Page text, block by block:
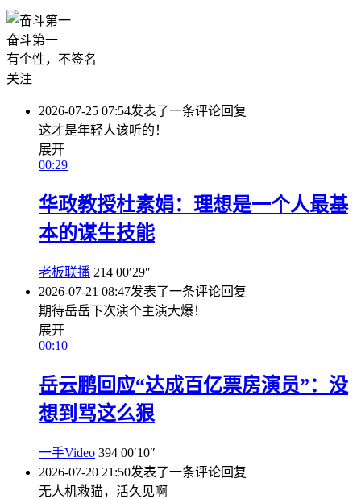
奋斗第一
有个性，不签名
关注
2026-07-25 07:54发表了一条评论回复
这才是年轻人该听的！
展开
00:29
华政教授杜素娟：理想是一个人最基
本的谋生技能
老板联播 214 00′29″
2026-07-21 08:47发表了一条评论回复
期待岳岳下次演个主演大爆！
展开
00:10
岳云鹏回应“达成百亿票房演员”：没
想到骂这么狠
一手Video 394 00′10″
2026-07-20 21:50发表了一条评论回复
无人机救猫，活久见啊